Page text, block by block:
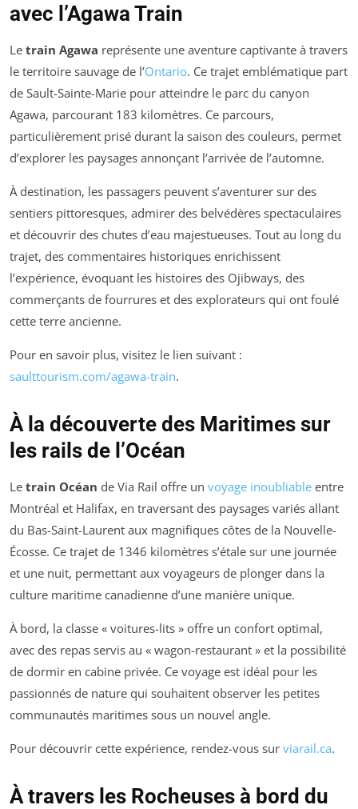
avec l’Agawa Train
Le train Agawa représente une aventure captivante à travers
le territoire sauvage de l’Ontario. Ce trajet emblématique part
de Sault-Sainte-Marie pour atteindre le parc du canyon
Agawa, parcourant 183 kilomètres. Ce parcours,
particulièrement prisé durant la saison des couleurs, permet
d’explorer les paysages annonçant l’arrivée de l’automne.
À destination, les passagers peuvent s’aventurer sur des
sentiers pittoresques, admirer des belvédères spectaculaires
et découvrir des chutes d’eau majestueuses. Tout au long du
trajet, des commentaires historiques enrichissent
l’expérience, évoquant les histoires des Ojibways, des
commerçants de fourrures et des explorateurs qui ont foulé
cette terre ancienne.
Pour en savoir plus, visitez le lien suivant :
saulttourism.com/agawa-train.
À la découverte des Maritimes sur
les rails de l’Océan
Le train Océan de Via Rail offre un voyage inoubliable entre
Montréal et Halifax, en traversant des paysages variés allant
du Bas-Saint-Laurent aux magnifiques côtes de la Nouvelle-
Écosse. Ce trajet de 1346 kilomètres s’étale sur une journée
et une nuit, permettant aux voyageurs de plonger dans la
culture maritime canadienne d’une manière unique.
À bord, la classe « voitures-lits » offre un confort optimal,
avec des repas servis au « wagon-restaurant » et la possibilité
de dormir en cabine privée. Ce voyage est idéal pour les
passionnés de nature qui souhaitent observer les petites
communautés maritimes sous un nouvel angle.
Pour découvrir cette expérience, rendez-vous sur viarail.ca.
À travers les Rocheuses à bord du